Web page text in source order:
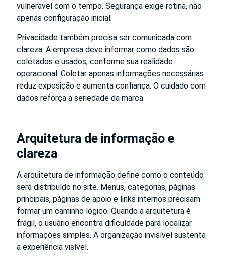
vulnerável com o tempo. Segurança exige rotina, não
apenas configuração inicial.
Privacidade também precisa ser comunicada com
clareza. A empresa deve informar como dados são
coletados e usados, conforme sua realidade
operacional. Coletar apenas informações necessárias
reduz exposição e aumenta confiança. O cuidado com
dados reforça a seriedade da marca.
Arquitetura de informação e
clareza
A arquitetura de informação define como o conteúdo
será distribuído no site. Menus, categorias, páginas
principais, páginas de apoio e links internos precisam
formar um caminho lógico. Quando a arquitetura é
frágil, o usuário encontra dificuldade para localizar
informações simples. A organização invisível sustenta
a experiência visível.